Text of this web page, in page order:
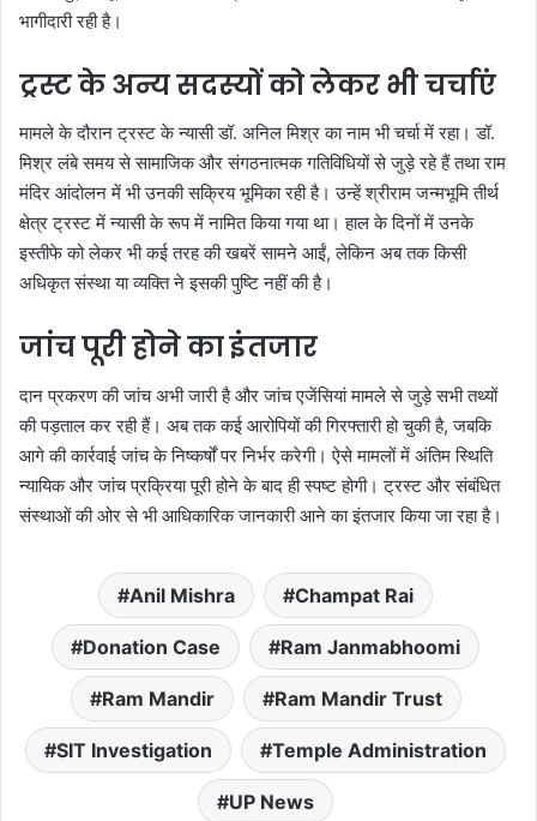
भागीदारी रही है।
ट्रस्ट के अन्य सदस्यों को लेकर भी चर्चाएं
मामले के दौरान ट्रस्ट के न्यासी डॉ. अनिल मिश्र का नाम भी चर्चा में रहा। डॉ.
मिश्र लंबे समय से सामाजिक और संगठनात्मक गतिविधियों से जुड़े रहे हैं तथा राम
मंदिर आंदोलन में भी उनकी सक्रिय भूमिका रही है। उन्हें श्रीराम जन्मभूमि तीर्थ
क्षेत्र ट्रस्ट में न्यासी के रूप में नामित किया गया था। हाल के दिनों में उनके
इस्तीफे को लेकर भी कई तरह की खबरें सामने आईं, लेकिन अब तक किसी
अधिकृत संस्था या व्यक्ति ने इसकी पुष्टि नहीं की है।
जांच पूरी होने का इंतजार
दान प्रकरण की जांच अभी जारी है और जांच एजेंसियां मामले से जुड़े सभी तथ्यों
की पड़ताल कर रही हैं। अब तक कई आरोपियों की गिरफ्तारी हो चुकी है, जबकि
आगे की कार्रवाई जांच के निष्कर्षों पर निर्भर करेगी। ऐसे मामलों में अंतिम स्थिति
न्यायिक और जांच प्रक्रिया पूरी होने के बाद ही स्पष्ट होगी। ट्रस्ट और संबंधित
संस्थाओं की ओर से भी आधिकारिक जानकारी आने का इंतजार किया जा रहा है।
Anil Mishra Champat Rai
Donation Case Ram Janmabhoomi
Ram Mandir Ram Mandir Trust
SIT Investigation Temple Administration
UP News